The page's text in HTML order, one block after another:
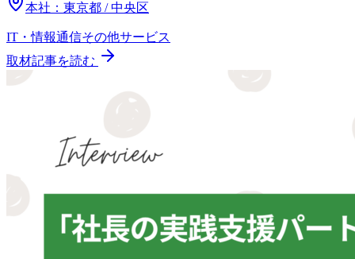
本社： 東京都 / 中央区
IT・情報通信その他サービス
取材記事を読む